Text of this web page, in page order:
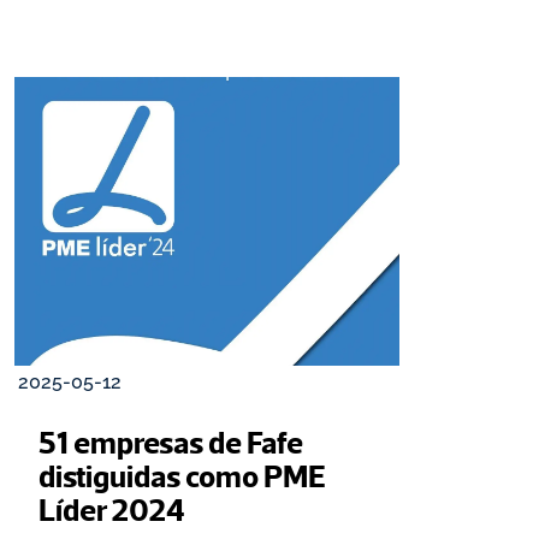
2025-05-12
51 empresas de Fafe
distiguidas como PME